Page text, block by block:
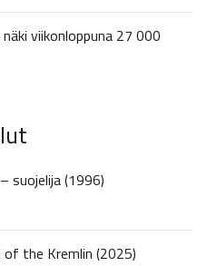
viikonloppuna 27 000
suojelija (1996)
the Kremlin (2025)